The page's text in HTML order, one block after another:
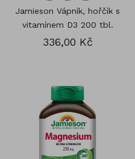
Jamieson Vápník, hořčík s
vitamínem D3 200 tbl.
336,00 Kč